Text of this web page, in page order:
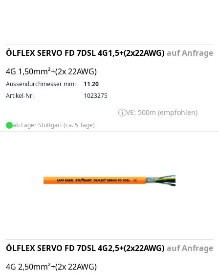
ÖLFLEX SERVO FD 7DSL 4G1,5+(2x22AWG)
4G 1,50mm²+(2x 22AWG)
auf Anfrage
Aussendurchmesser mm:
11.20
Artikel-Nr:
1023275
VE: 500m (empfohlen)
ab Lager Stuttgart (ca. 5 Tage)
ÖLFLEX SERVO FD 7DSL 4G2,5+(2x22AWG)
4G 2,50mm²+(2x 22AWG)
auf Anfrage